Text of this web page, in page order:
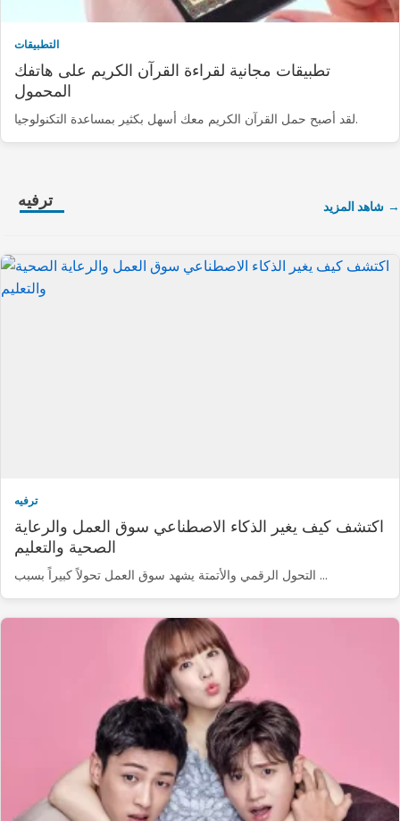
التطبيقات
تطبيقات مجانية لقراءة القرآن الكريم على هاتفك
المحمول
لقد أصبح حمل القرآن الكريم معك أسهل بكثير بمساعدة التكنولوجيا.
ترفيه شاهد المزيد
ترفيه
اكتشف كيف يغير الذكاء الاصطناعي سوق العمل والرعاية
الصحية والتعليم
التحول الرقمي والأتمتة يشهد سوق العمل تحولاً كبيراً بسبب …